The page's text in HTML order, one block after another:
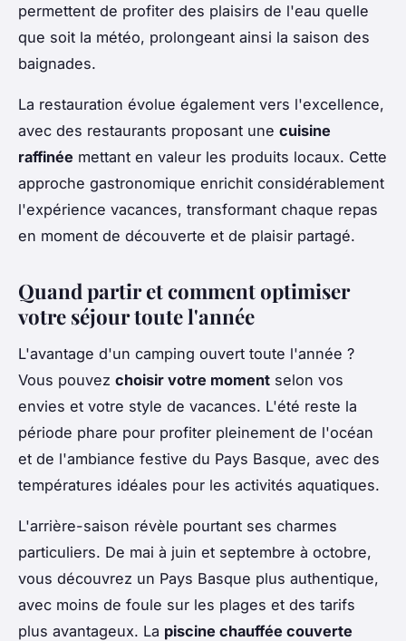
permettent de profiter des plaisirs de l'eau quelle
que soit la météo, prolongeant ainsi la saison des
baignades.
La restauration évolue également vers l'excellence,
avec des restaurants proposant une cuisine
raffinée mettant en valeur les produits locaux. Cette
approche gastronomique enrichit considérablement
l'expérience vacances, transformant chaque repas
en moment de découverte et de plaisir partagé.
Quand partir et comment optimiser
votre séjour toute l'année
L'avantage d'un camping ouvert toute l'année ?
Vous pouvez choisir votre moment selon vos
envies et votre style de vacances. L'été reste la
période phare pour profiter pleinement de l'océan
et de l'ambiance festive du Pays Basque, avec des
températures idéales pour les activités aquatiques.
L'arrière-saison révèle pourtant ses charmes
particuliers. De mai à juin et septembre à octobre,
vous découvrez un Pays Basque plus authentique,
avec moins de foule sur les plages et des tarifs
plus avantageux. La piscine chauffée couverte